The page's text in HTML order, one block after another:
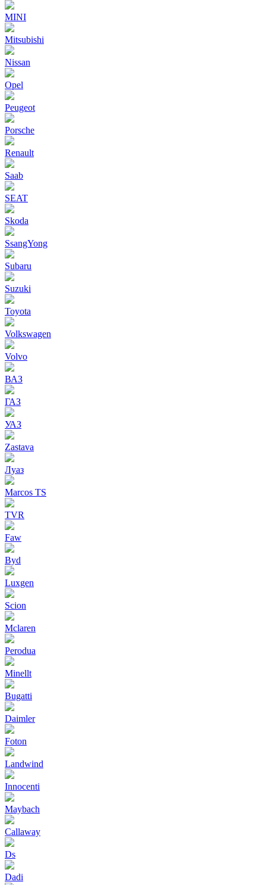
MINI
Mitsubishi
Nissan
Opel
Peugeot
Porsche
Renault
Saab
SEAT
Skoda
SsangYong
Subaru
Suzuki
Toyota
Volkswagen
Volvo
ВАЗ
ГАЗ
УАЗ
Zastava
Луаз
Marcos TS
TVR
Faw
Byd
Luxgen
Scion
Mclaren
Perodua
Minellt
Bugatti
Daimler
Foton
Landwind
Innocenti
Maybach
Callaway
Ds
Dadi